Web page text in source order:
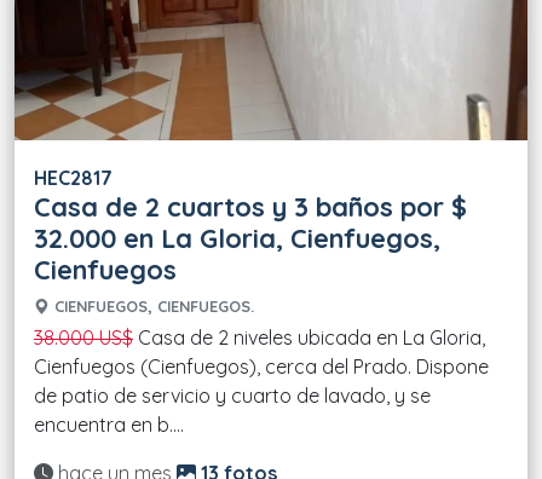
HEC2817
Casa de 2 cuartos y 3 baños por $
32.000 en La Gloria, Cienfuegos,
Cienfuegos
CIENFUEGOS, CIENFUEGOS.
38.000 US$ Casa de 2 niveles ubicada en La Gloria,
Cienfuegos (Cienfuegos), cerca del Prado. Dispone
de patio de servicio y cuarto de lavado, y se
encuentra en b....
Actualizado:
hace un mes 13 fotos